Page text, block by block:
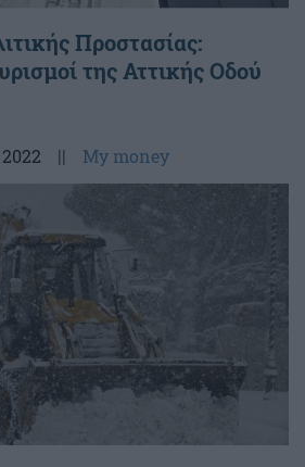
Προστασίας:
της Αττικής Οδού
|| My money